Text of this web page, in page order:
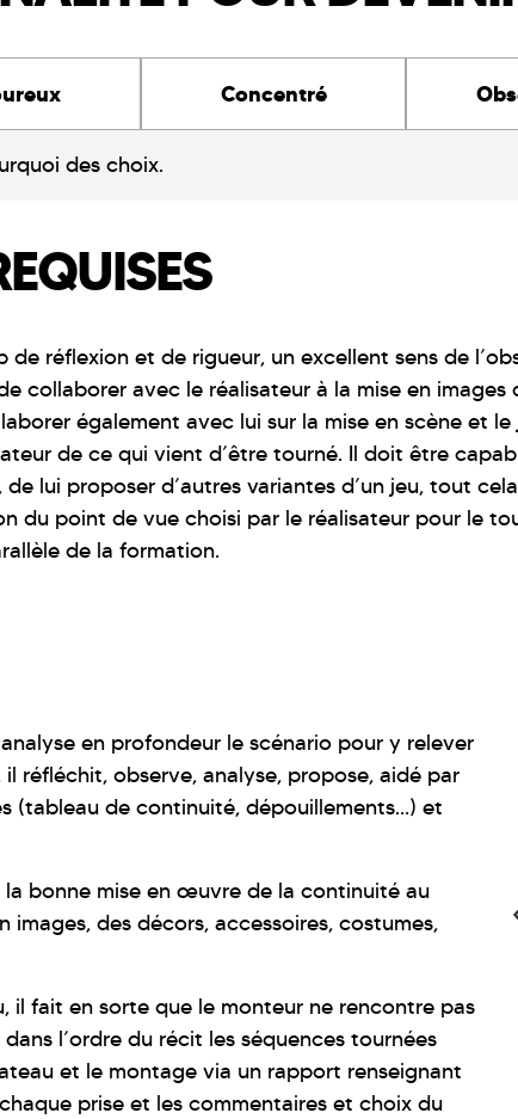
Concentré
des choix.
réflexion et de rigueur, un excellent sens de
collaborer avec le réalisateur à la mise en images
également avec lui sur la mise en scène et
de ce qui vient d’être tourné. Il doit être
lui proposer d’autres variantes d’un jeu, tout
du point de vue choisi par le réalisateur pour le
de la formation.
en profondeur le scénario pour y relever
réfléchit, observe, analyse, propose, aidé par
(tableau de continuité, dépouillements…) et
bonne mise en œuvre de la continuité au
images, des décors, accessoires, costumes,
il fait en sorte que le monteur ne rencontre pas
l’ordre du récit les séquences tournées
et le montage via un rapport renseignant
prise et les commentaires et choix du
80%
Des Diplômés
Intègrent le domaine du cinéma
& de l'audiovisuel.